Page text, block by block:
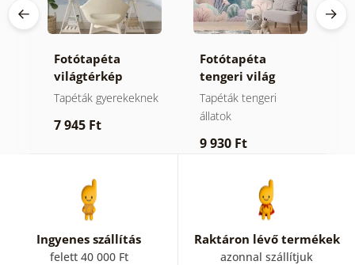
Fotótapéta
világtérkép
állatokkal
Tapéták gyerekeknek
7 945 Ft
Fotótapéta
tengeri világ
pasztell
színekben
Tapéták tengeri
állatok
9 930 Ft
Ingyenes szállítás
felett 40 000 Ft
Raktáron lévő termékek
azonnal szállítjuk